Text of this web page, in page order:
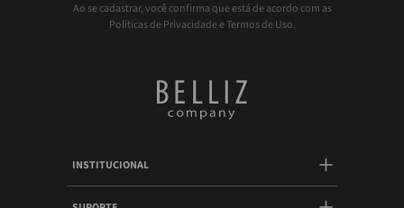
Ao se cadastrar, você confirma que está de acordo com as
Políticas de Privacidade e Termos de Uso.
INSTITUCIONAL